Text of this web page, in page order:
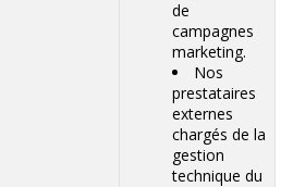
de
campagnes
marketing.
Nos
prestataires
externes
chargés de la
gestion
technique du